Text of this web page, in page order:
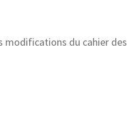
modifications du cahier des